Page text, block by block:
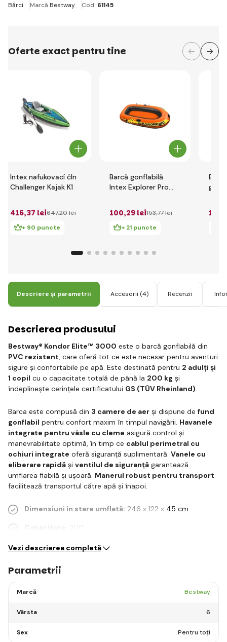
Bărci
Marcă Bestway Cod: 61145
Oferte exact pentru tine
Intex nafukovací čln
Challenger Kajak K1
416,37 lei647,20 lei
+ 90 puncte
Barcă gonflabilă
Intex Explorer Pro
100,29 lei153,77 lei
+ 21 puncte
150
Descriere și parametrii Accesorii (4) Recenzii
Descrierea produsului
Bestway® Kondor Elite™ 3000 este o barcă gonflabilă din
PVC rezistent, care oferă tot ce este necesar pentru aventuri
sigure și confortabile pe apă. Este destinată pentru 2 adulți și
1 copil cu o capacitate totală de până la 200 kg și
îndeplinește cerințele certificatului GS (TÜV Rheinland).
Barca este compusă din 3 camere de aer și dispune de fund
gonflabil pentru confort maxim în timpul navigării. Havanele
integrate pentru vâsle cu cleme asigură control și
manevrabilitate optimă, în timp ce cablul perimetral cu
ochiuri integrate oferă siguranță suplimentară. Vanele cu
eliberare rapidă și ventilul de siguranță garantează
umflarea fiabilă și ușoară. Manerul robust pentru transport
facilitează transportul către apă și înapoi.
Dimensiuni în stare umflată: 246 x 122 x 45 cm
Capacitate: 200…
Vezi descrierea completă
Parametrii
Marcă Bestway
Vârsta 6
Sex Pentru toți